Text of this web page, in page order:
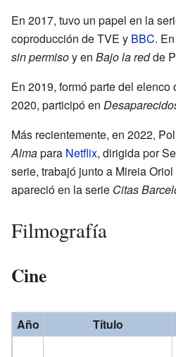
En 2017, tuvo un papel en la
coproducción de TVE y BBC.
sin permisoy en Bajo la redde
En 2019, formó parte del elenco
2020, participó en
Más recientemente, en 2022,
Almapara Netflix, dirigida por
serie, trabajó junto a Mireia Oriol
apareció en la serie Citas
Filmografía
Cine
Año Título